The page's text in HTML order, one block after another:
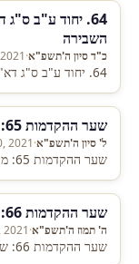
64. יחוד ע"ב
השבירה
כ"ד סיון ה'תשפ"א·
64. יחוד ע"ב ס"ג דא"ק המוליד שם מ"ה החדש המתקן השבירה
שער ההקדמות 65: מיתולוגיה יונית וקבלת הארי
ל' סיון ה'תשפ"א·
2021
שער ההקדמות 65: מיתולוגיה יונית וקבלת הארי
שער ההקדמות 66: שם מה מהמצח ושם אשתו מהיטבאל
ה' תמוז ה'תשפ"א·
2021
שער ההקדמות 66: שם מה מהמצח ושם אשתו מהיטבאל